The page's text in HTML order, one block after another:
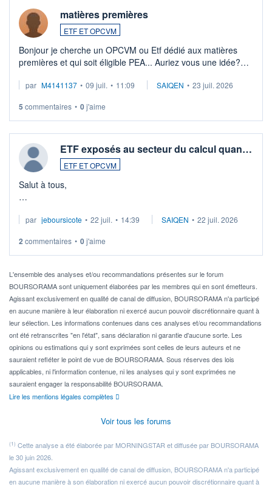
matières premières
ETF ET OPCVM
Bonjour je cherche un OPCVM ou Etf dédié aux matières
premières et qui soit éligible PEA... Auriez vous une idée?
par M4141137 • 09 juil. • 11:09 SAIQEN • 23 juil. 2026
5 commentaires • 0j'aime
ETF exposés au secteur du calcul quan…
ETF ET OPCVM
Salut à tous,
via un ETF plutôt que des actions individuelles.
Idéalement, je voudrais qu'il soit éligible au PEA.
Pour l' ...
par jeboursicote • 22 juil. • 14:39 SAIQEN • 22 juil. 2026
2 commentaires • 0j'aime
L'ensemble des analyses et/ou recommandations présentes sur le forum
BOURSORAMA sont uniquement élaborées par les membres qui en sont émetteurs.
Agissant exclusivement en qualité de canal de diffusion, BOURSORAMA n'a participé
en aucune manière à leur élaboration ni exercé aucun pouvoir discrétionnaire quant à
leur sélection. Les informations contenues dans ces analyses et/ou recommandations
ont été retranscrites "en l'état", sans déclaration ni garantie d'aucune sorte. Les
opinions ou estimations qui y sont exprimées sont celles de leurs auteurs et ne
sauraient refléter le point de vue de BOURSORAMA. Sous réserves des lois
applicables, ni l'information contenue, ni les analyses qui y sont exprimées ne
sauraient engager la responsabilité BOURSORAMA.
Lire les mentions légales complètes
Voir tous les forums
(1) Cette analyse a été élaborée par MORNINGSTAR et diffusée par BOURSORAMA
le 30 juin 2026.
Agissant exclusivement en qualité de canal de diffusion, BOURSORAMA n'a participé
en aucune manière à son élaboration ni exercé aucun pouvoir discrétionnaire quant à